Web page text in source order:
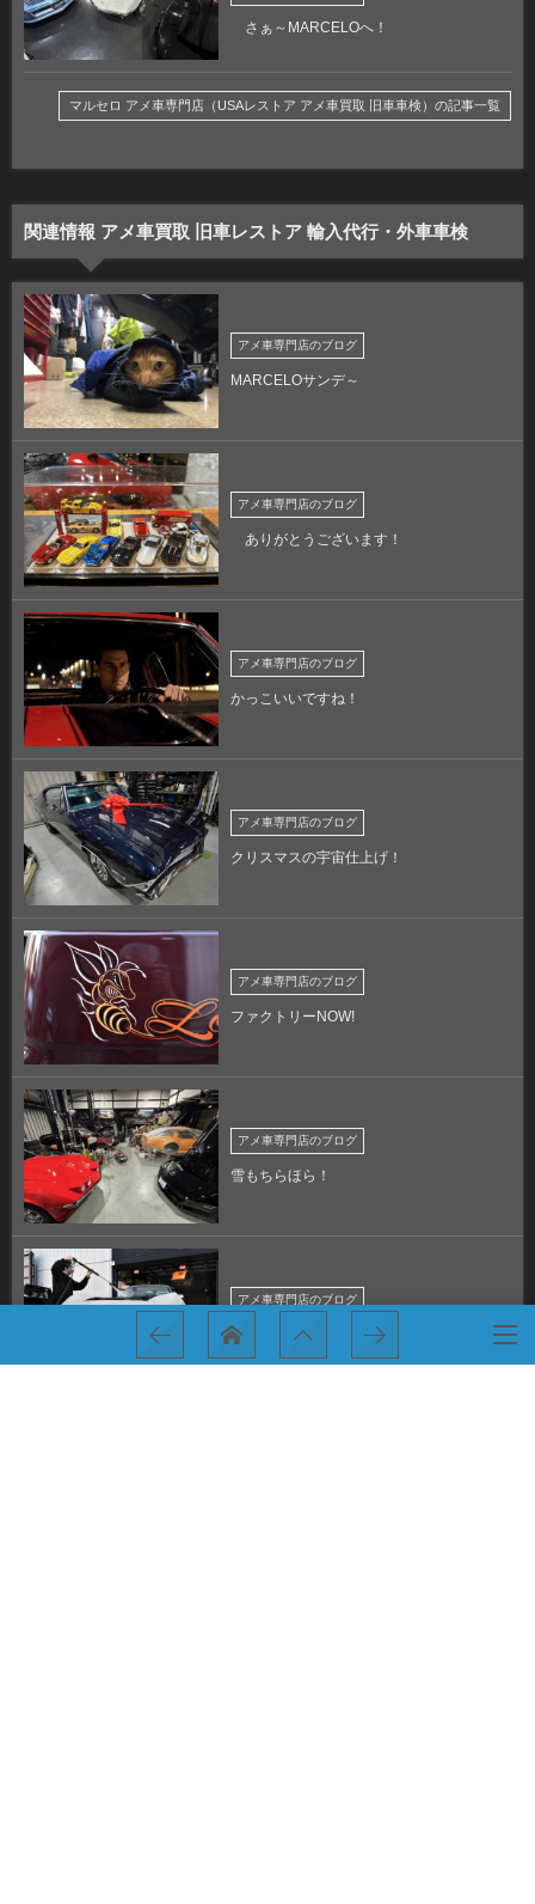
さぁ～MARCELOへ！
マルセロ アメ車専門店（USAレストア アメ車買取 旧車車検）の記事一覧
関連情報 アメ車買取 旧車レストア 輸入代行・外車車検
アメ車専門店のブログ
MARCELOサンデ～
アメ車専門店のブログ
ありがとうございます！
アメ車専門店のブログ
かっこいいですね！
アメ車専門店のブログ
クリスマスの宇宙仕上げ！
アメ車専門店のブログ
ファクトリーNOW!
アメ車専門店のブログ
雪もちらほら！
アメ車専門店のブログ
SUPER CUSTOM！